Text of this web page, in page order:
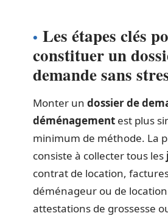
Les étapes clés
constituer un
demande sans
Monter un dossier de
déménagement est plus
minimum de méthode. La
consiste à collecter tous les
contrat de location,
déménageur ou de
attestations de grossesse